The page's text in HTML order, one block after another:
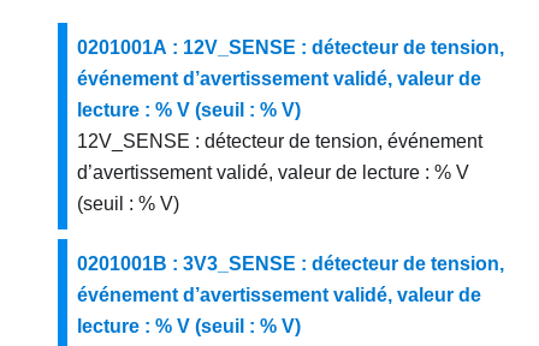
0201001A : 12V_SENSE : détecteur de tension,
événement d’avertissement validé, valeur de
lecture : % V (seuil : % V)
12V_SENSE : détecteur de tension, événement
d’avertissement validé, valeur de lecture : % V
(seuil : % V)
0201001B : 3V3_SENSE : détecteur de tension,
événement d’avertissement validé, valeur de
lecture : % V (seuil : % V)